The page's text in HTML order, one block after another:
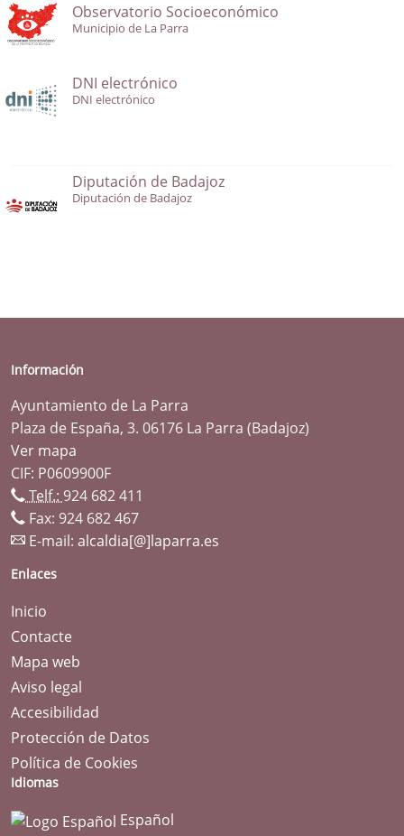
Observatorio Socioeconómico
Municipio de La Parra
DNI electrónico
DNI electrónico
Diputación de Badajoz
Diputación de Badajoz
Información
Ayuntamiento de La Parra
Plaza de España, 3. 06176 La Parra (Badajoz)
Ver mapa
CIF: P0609900F
Telf.: 924 682 411
Fax: 924 682 467
E-mail: alcaldia[@]laparra.es
Enlaces
Inicio
Contacte
Mapa web
Aviso legal
Accesibilidad
Protección de Datos
Política de Cookies
Idiomas
Español